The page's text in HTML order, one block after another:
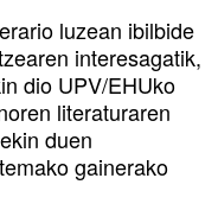
luzean ibilbide
interesagatik,
dio UPV/EHUko
literaturaren
duen
gainerako